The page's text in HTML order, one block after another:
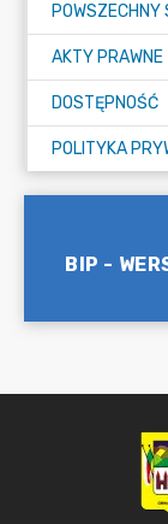
AKTY PRAWNE
DOSTĘPNOŚĆ
POLITYKA
BIP -